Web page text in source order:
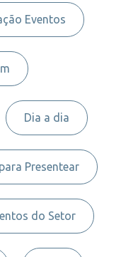
Eventos
Dia a dia
Presentear
do Setor